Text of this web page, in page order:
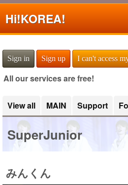
Hi!KOREA!
Sign in Sign up I can't access
All our services are free!
View all MAIN Support
SuperJunior
みんくん